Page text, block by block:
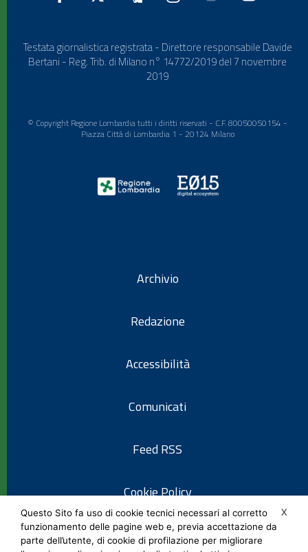
Testata giornalistica registrata - Direttore responsabile Davide
Bertani - Reg. Trib. di Milano n° 14772/2019 del 7 novembre
2019
© Copyright Regione Lombardia tutti i diritti riservati - C.F. 80050050154 -
Piazza Città di Lombardia 1 - 20124 Milano
Archivio
Redazione
Accessibilità
Comunicati
Feed RSS
Cookie Policy
Informativa privacy
X
Questo Sito fa uso di cookie tecnici necessari al corretto
funzionamento delle pagine web e, previa accettazione da
parte dell’utente, di cookie di profilazione per migliorare